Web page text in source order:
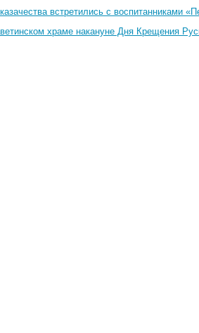
встретились с воспитанниками
храме накануне Дня Крещения